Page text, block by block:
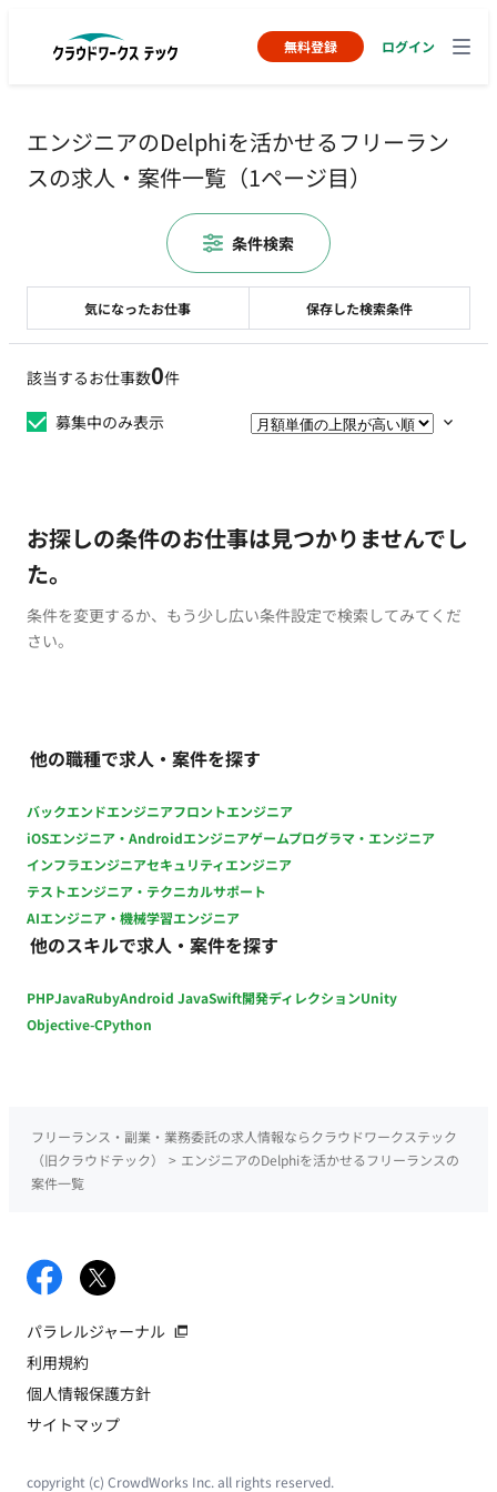
無料登録 ログイン
エンジニアのDelphiを活かせるフリーラン
スの求人・案件一覧（1ページ目）
該当するお仕事数0件
募集中のみ表示
お探しの条件のお仕事は見つかりませんでし
た。
条件を変更するか、もう少し広い条件設定で検索してみてくだ
さい。
他の職種で求人・案件を探す
バックエンドエンジニアフロントエンジニア
iOSエンジニア・Androidエンジニアゲームプログラマ・エンジニア
インフラエンジニアセキュリティエンジニア
テストエンジニア・テクニカルサポート
AIエンジニア・機械学習エンジニア
他のスキルで求人・案件を探す
PHPJavaRubyAndroid JavaSwift開発ディレクションUnity
Objective-CPython
気になったお仕事 保存した検索条件
条件検索
フリーランス・副業・業務委託の求人情報ならクラウドワークステック
（旧クラウドテック）
> エンジニアのDelphiを活かせるフリーランスの
案件一覧
パラレルジャーナル
利用規約
個人情報保護方針
サイトマップ
copyright (c) CrowdWorks Inc. all rights reserved.